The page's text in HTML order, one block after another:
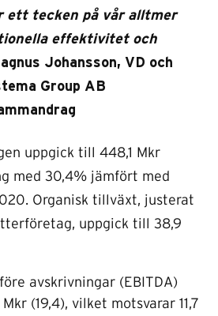
ett tecken på vår alltmer
effektivitet och
Johansson, VD och
Group AB
uppgick till 448,1 Mkr
med 30,4% jämfört med
Organisk tillväxt, justerat
uppgick till 38,9
avskrivningar (EBITDA)
(19,4), vilket motsvarar 11,7